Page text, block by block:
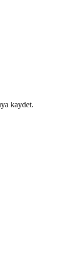
kaydet.